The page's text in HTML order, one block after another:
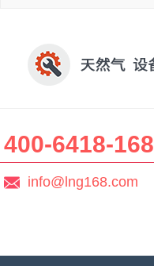
400-6418-168
info@lng168.com